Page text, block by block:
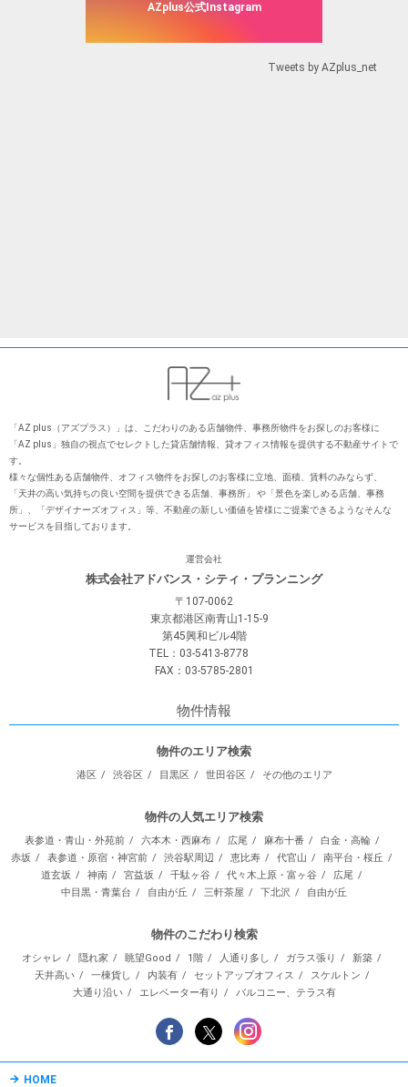
AZplus公式Instagram
Tweets by AZplus_net
「AZ plus（アズプラス）」は、こだわりのある店舗物件、事務所物件をお探しのお客様に
「AZ plus」独⾃の視点でセレクトした貸店舗情報、貸オフィス情報を提供する不動産サイトで
す。
様々な個性ある店舗物件、オフィス物件をお探しのお客様に⽴地、⾯積、賃料のみならず、
「天井の⾼い気持ちの良い空間を提供できる店舗、事務所」 や「景⾊を楽しめる店舗、事務
所」、「デザイナーズオフィス」等、不動産の新しい価値を皆様にご提案できるようなそんな
サービスを⽬指しております。
運営会社
株式会社アドバンス・シティ・プランニング
〒107-0062
東京都港区南青山1-15-9
第45興和ビル4階
TEL：03-5413-8778
FAX：03-5785-2801
物件情報
物件のエリア検索
港区 渋谷区 目黒区 世田谷区 その他のエリア
物件の人気エリア検索
表参道・青山・外苑前 六本木・西麻布 広尾 麻布十番
白金・高輪
赤坂
表参道・原宿・神宮前 渋谷駅周辺 恵比寿 代官山
南平台・桜丘
道玄坂
神南 宮益坂 千駄ヶ谷 代々木上原・富ヶ谷
広尾
中目黒・青葉台
自由が丘 三軒茶屋 下北沢 自由が丘
物件のこだわり検索
オシャレ 隠れ家 眺望Good 1階 人通り多し ガラス張り
新築
天井高い
一棟貨し 内装有 セットアップオフィス
スケルトン
大通り沿い
エレベーター有り バルコニー、テラス有
HOME